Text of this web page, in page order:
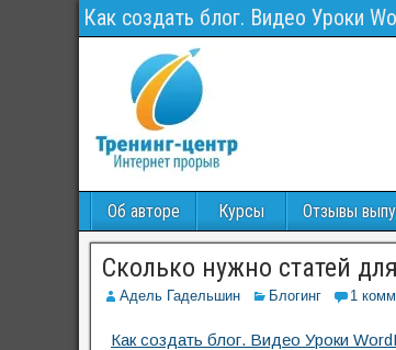
Как создать блог. Видео Уроки
Об авторе Курсы Отзывы
Сколько нужно статей
Адель Гадельшин Блогинг 1
Как создать блог. Видео Уроки